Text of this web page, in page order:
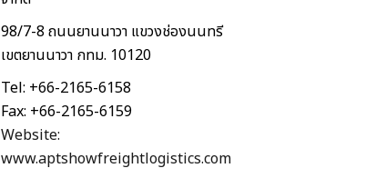
98/7-8 ถนนยานนาวา แขวงช่องนนทรี
เขตยานนาวา กทม. 10120
Tel: +66-2165-6158
Fax: +66-2165-6159
Website:
www.aptshowfreightlogistics.com